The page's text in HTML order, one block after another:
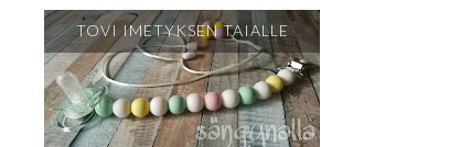
TOVI IMETYKSEN TAIALLE